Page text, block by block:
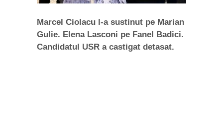
Marcel Ciolacu l-a sustinut pe Marian
Gulie. Elena Lasconi pe Fanel Badici.
Candidatul USR a castigat detasat.